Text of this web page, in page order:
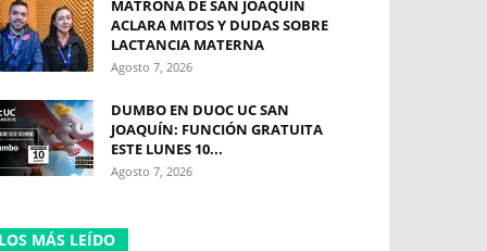
MATRONA DE SAN JOAQUÍN
ACLARA MITOS Y DUDAS SOBRE
LACTANCIA MATERNA
Agosto 7, 2026
DUMBO EN DUOC UC SAN
JOAQUÍN: FUNCIÓN GRATUITA
ESTE LUNES 10...
Agosto 7, 2026
MÁS LEÍDO